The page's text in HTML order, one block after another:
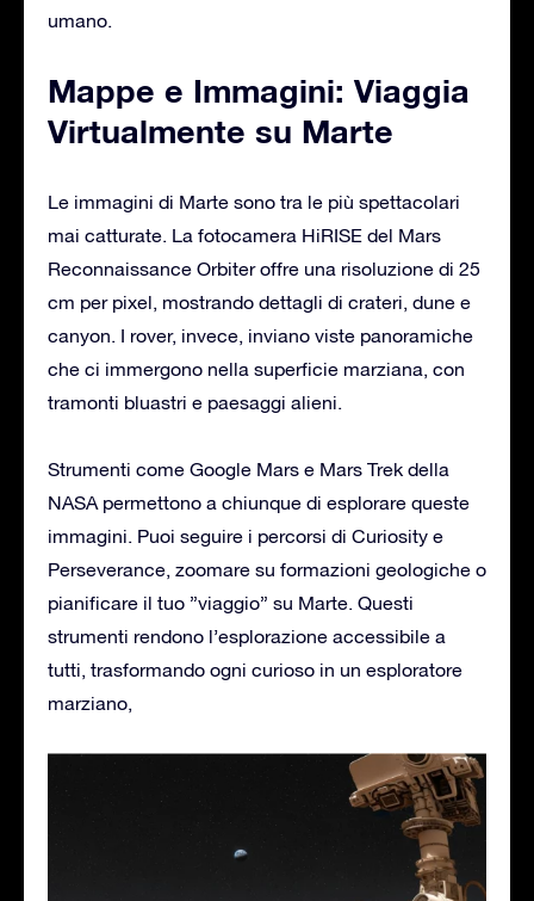
umano.
Mappe e Immagini: Viaggia
Virtualmente su Marte
Le immagini di Marte sono tra le più spettacolari
mai catturate. La fotocamera HiRISE del Mars
Reconnaissance Orbiter offre una risoluzione di 25
cm per pixel, mostrando dettagli di crateri, dune e
canyon. I rover, invece, inviano viste panoramiche
che ci immergono nella superficie marziana, con
tramonti bluastri e paesaggi alieni.
Strumenti come Google Mars e Mars Trek della
NASA permettono a chiunque di esplorare queste
immagini. Puoi seguire i percorsi di Curiosity e
Perseverance, zoomare su formazioni geologiche o
pianificare il tuo ”viaggio” su Marte. Questi
strumenti rendono l’esplorazione accessibile a
tutti, trasformando ogni curioso in un esploratore
marziano,